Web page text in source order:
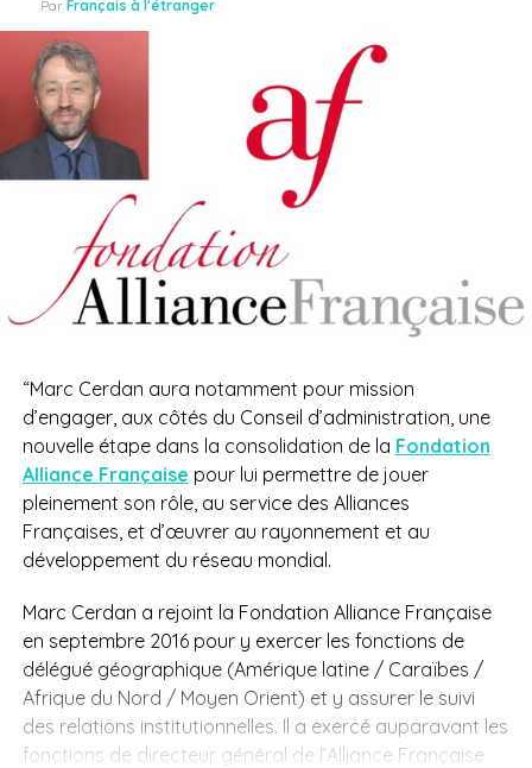
Par Français à l'étranger
“Marc Cerdan aura notamment pour mission
d’engager, aux côtés du Conseil d’administration, une
nouvelle étape dans la consolidation de la Fondation
Alliance Française pour lui permettre de jouer
pleinement son rôle, au service des Alliances
Françaises, et d’œuvrer au rayonnement et au
développement du réseau mondial.
Marc Cerdan a rejoint la Fondation Alliance Française
en septembre 2016 pour y exercer les fonctions de
délégué géographique (Amérique latine / Caraïbes /
Afrique du Nord / Moyen Orient) et y assurer le suivi
des relations institutionnelles. Il a exercé auparavant les
fonctions de directeur général de l’Alliance Française